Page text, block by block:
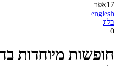
17אפר
englesh
בלוג
0
חופשות מיוחדות